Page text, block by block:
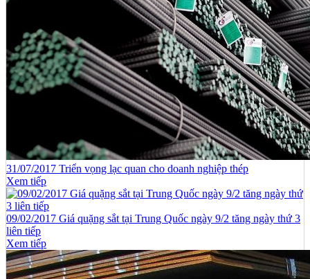
31/07/2017 Triển vọng lạc quan cho doanh nghiệp thép
Xem tiếp
09/02/2017 Giá quặng sắt tại Trung Quốc ngày 9/2 tăng ngày thứ 3
liên tiếp
Xem tiếp